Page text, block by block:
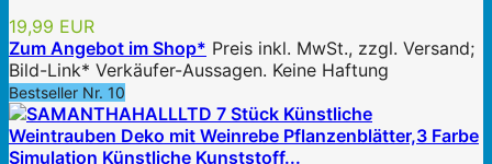
19,99 EUR
Zum Angebot im Shop* Preis inkl. MwSt., zzgl. Versand;
Bild-Link* Verkäufer-Aussagen. Keine Haftung
Bestseller Nr. 10